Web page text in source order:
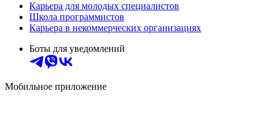
Карьера для молодых специалистов
Школа программистов
Карьера в некоммерческих организациях
Боты для уведомлений
Мобильное приложение